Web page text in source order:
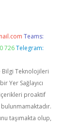
Teams:
726 Telegram:
Bilgi Teknolojileri
Yer Sağlayıcı
proaktif
taşımakta olup,